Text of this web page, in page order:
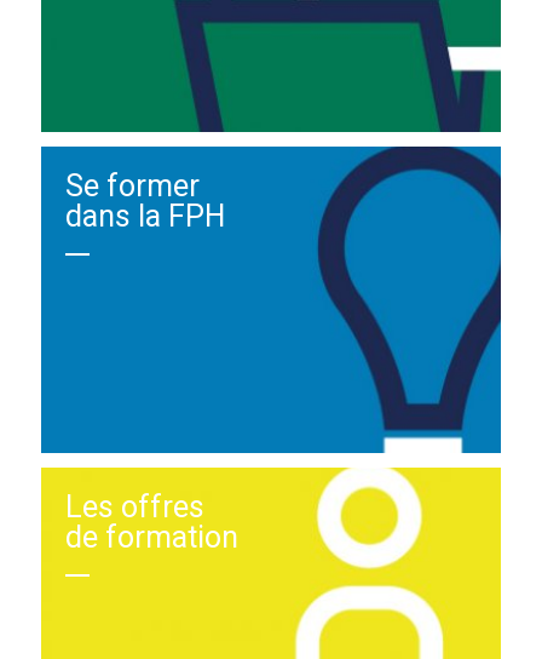
Se former
dans la FPH
Les offres
de formation